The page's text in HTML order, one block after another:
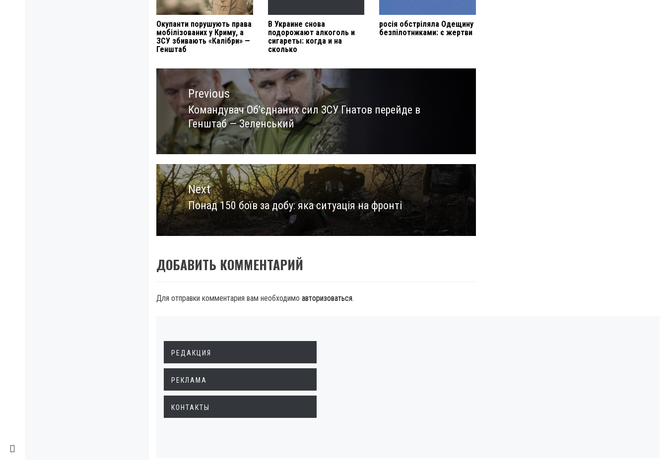
Окупанти порушують права
мобілізованих у Криму, а
ЗСУ збивають «Калібри» —
Генштаб
В Украине снова
подорожают алкоголь и
сигареты: когда и на
сколько
росія обстріляла Одещину
безпілотниками: є жертви
Навигация
по
записямPrevious
Previous
post:
Командувач Об’єднаних сил ЗСУ Гнатов перейде в
Генштаб — Зеленський
Next
Next
post:
Понад 150 боїв за добу: яка ситуація на фронті
ДОБАВИТЬ КОММЕНТАРИЙ
Для отправки комментария вам необходимо авторизоваться.
РЕДАКЦИЯ
РЕКЛАМА
КОНТАКТЫ